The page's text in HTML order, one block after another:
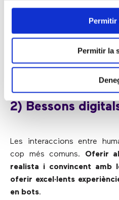
Permitir
Permitir la
comportaments. Alguns
dades poden fins i tot
comportaments i habilitats
La puntuació
informació precisa
2) Bessons
Les interaccions entre
cop més comuns. Oferir
realista i convincent amb
oferir excel·lents
en bots.